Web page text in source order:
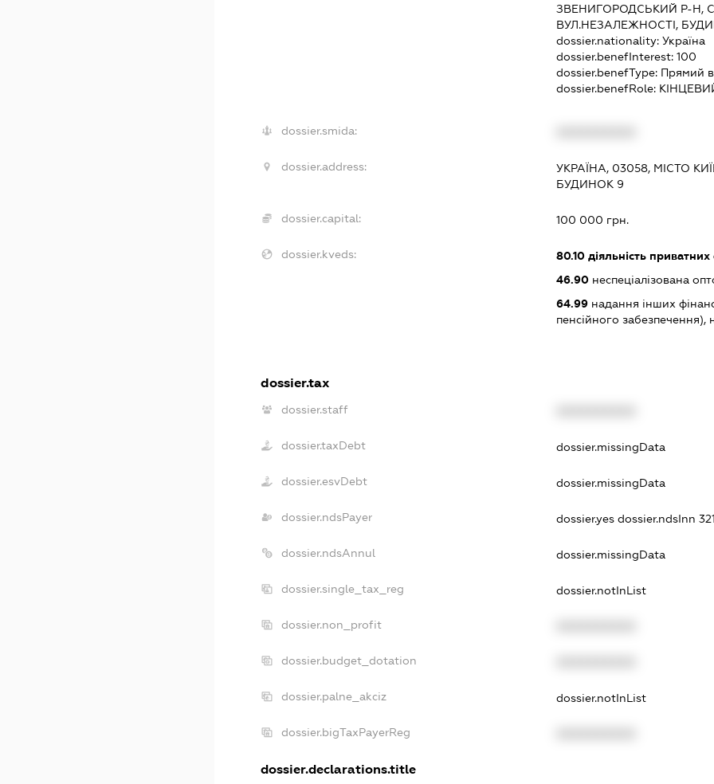
ЗВЕНИГОРОДСЬКИЙ Р-Н,
ВУЛ.НЕЗАЛЕЖНОСТІ,
dossier.nationality: Україна
dossier.benefInterest: 100
dossier.benefType: Прямий
dossier.benefRole:
dossier.smida:
dossier.address:
УКРАЇНА, 03058, МІСТО
БУДИНОК 9
dossier.capital: 100 000 грн.
dossier.kveds: 80.10діяльність
46.90неспеціалізована
64.99надання інших
пенсійного забезпечення),
dossier.tax
dossier.staff
dossier.taxDebt dossier.missingData
dossier.esvDebt dossier.missingData
dossier.ndsPayer dossier.yes dossier.ndsInn
dossier.ndsAnnul dossier.missingData
dossier.single_tax_reg dossier.notInList
dossier.non_profit
dossier.budget_dotation
dossier.palne_akciz dossier.notInList
dossier.bigTaxPayerReg
dossier.declarations.title